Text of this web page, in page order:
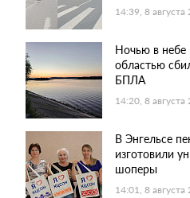
14:39, 8 августа
Ночью в небе
областью
БПЛА
14:20, 8 августа
В Энгельсе
изготовили
шоперы
14:01, 8 августа